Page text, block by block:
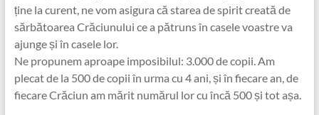
ține la curent, ne vom asigura că starea de spirit creată de
sărbătoarea Crăciunului ce a pătruns în casele voastre va
ajunge și în casele lor.
Ne propunem aproape imposibilul: 3.000 de copii. Am
plecat de la 500 de copii în urma cu 4 ani, și în fiecare an, de
fiecare Crăciun am mărit numărul lor cu încă 500 și tot așa.